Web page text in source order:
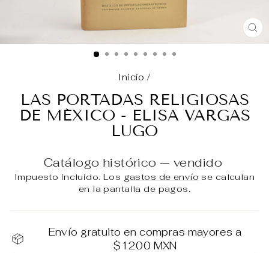
Inicio /
LAS PORTADAS RELIGIOSAS
DE MÉXICO - ELISA VARGAS
LUGO
Catálogo histórico — vendido
Impuesto incluido. Los gastos de envío se calculan
en la pantalla de pagos.
Envío gratuito en compras mayores a
$1200 MXN